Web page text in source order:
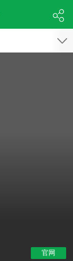
官网